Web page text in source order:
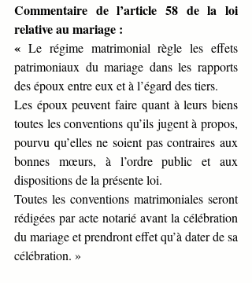
Commentaire de l’article 58 de la loi
relative au mariage :
« Le régime matrimonial règle les effets
patrimoniaux du mariage dans les rapports
des époux entre eux et à l’égard des tiers.
Les époux peuvent faire quant à leurs biens
toutes les conventions qu’ils jugent à propos,
pourvu qu’elles ne soient pas contraires aux
bonnes mœurs, à l’ordre public et aux
dispositions de la présente loi.
Toutes les conventions matrimoniales seront
rédigées par acte notarié avant la célébration
du mariage et prendront effet qu’à dater de sa
célébration. »